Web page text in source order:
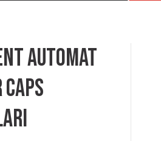
Automat